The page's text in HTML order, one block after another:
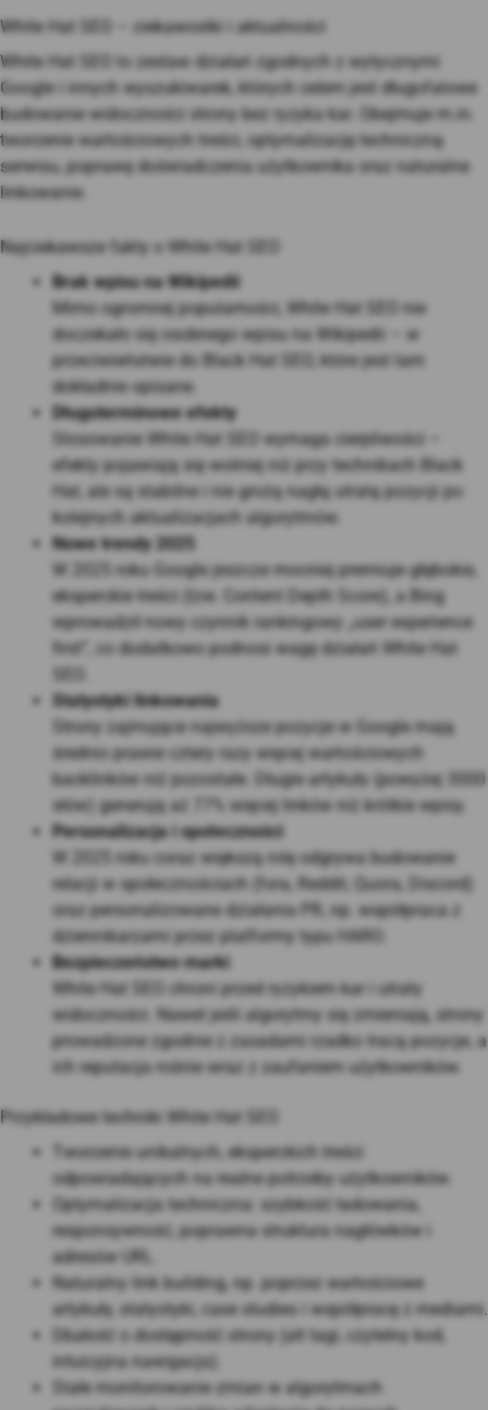
White Hat SEO – ciekawostki i aktualności
White Hat SEO to zestaw działań zgodnych z wytycznymi
Google i innych wyszukiwarek, których celem jest długofalowe
budowanie widoczności strony bez ryzyka kar. Obejmuje m.in.
tworzenie wartościowych treści, optymalizację techniczną
serwisu, poprawę doświadczenia użytkownika oraz naturalne
linkowanie
Najciekawsze fakty o White Hat SEO
Brak wpisu na Wikipedii
Mimo ogromnej popularności, White Hat SEO nie
doczekało się osobnego wpisu na Wikipedii – w
przeciwieństwie do Black Hat SEO, które jest tam
dokładnie opisane
Długoterminowe efekty
Stosowanie White Hat SEO wymaga cierpliwości –
efekty pojawiają się wolniej niż przy technikach Black
Hat, ale są stabilne i nie grożą nagłą utratą pozycji po
kolejnych aktualizacjach algorytmów.
Nowe trendy 2025
W 2025 roku Google jeszcze mocniej premiuje głębokie,
eksperckie treści (tzw. Content Depth Score), a Bing
wprowadził nowy czynnik rankingowy „user experience
first”, co dodatkowo podnosi wagę działań White Hat
Statystyki linkowania
Strony zajmujące najwyższe pozycje w Google mają
średnio prawie cztery razy więcej wartościowych
backlinków niż pozostałe. Długie artykuły (powyżej 3000
słów) generują aż 77% więcej linków niż krótkie wpisy
Personalizacja i społeczności
W 2025 roku coraz większą rolę odgrywa budowanie
relacji w społecznościach (fora, Reddit, Quora, Discord)
oraz personalizowane działania PR, np. współpraca z
dziennikarzami przez platformy typu HARO
Bezpieczeństwo marki
White Hat SEO chroni przed ryzykiem kar i utraty
widoczności. Nawet jeśli algorytmy się zmieniają, strony
prowadzone zgodnie z zasadami rzadko tracą pozycje, a
ich reputacja rośnie wraz z zaufaniem użytkowników.
Przykładowe techniki White Hat SEO
Tworzenie unikalnych, eksperckich treści
odpowiadających na realne potrzeby użytkowników.
Optymalizacja techniczna: szybkość ładowania,
responsywność, poprawna struktura nagłówków i
adresów URL.
Naturalny link building, np. poprzez wartościowe
artykuły, statystyki, case studies i współpracę z mediami.
Dbałość o dostępność strony (alt tagi, czytelny kod,
intuicyjna nawigacja).
Stałe monitorowanie zmian w algorytmach